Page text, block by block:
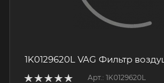
1K0129620L VAG Фильтр
Арт.: 1K0129620L